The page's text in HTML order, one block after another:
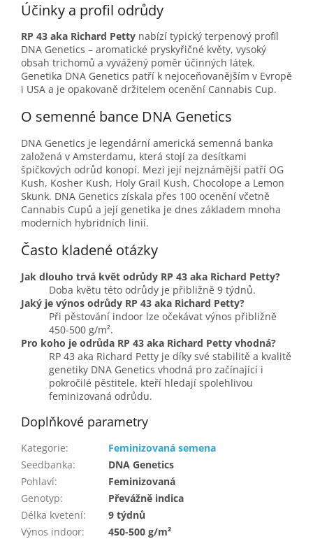
Účinky a profil odrůdy
RP 43 aka Richard Petty nabízí typický terpenový profil
DNA Genetics – aromatické pryskyřičné květy, vysoký
obsah trichomů a vyvážený poměr účinných látek.
Genetika DNA Genetics patří k nejoceňovanějším v Evropě
i USA a je opakovaně držitelem ocenění Cannabis Cup.
O semenné bance DNA Genetics
DNA Genetics je legendární americká semenná banka
založená v Amsterdamu, která stojí za desítkami
špičkových odrůd konopí. Mezi její nejznámější patří OG
Kush, Kosher Kush, Holy Grail Kush, Chocolope a Lemon
Skunk. DNA Genetics získala přes 100 ocenění včetně
Cannabis Cupů a její genetika je dnes základem mnoha
moderních hybridních linií.
Často kladené otázky
Jak dlouho trvá květ odrůdy RP 43 aka Richard Petty?
Doba květu této odrůdy je přibližně 9 týdnů.
Jaký je výnos odrůdy RP 43 aka Richard Petty?
Při pěstování indoor lze očekávat výnos přibližně
450-500 g/m².
Pro koho je odrůda RP 43 aka Richard Petty vhodná?
RP 43 aka Richard Petty je díky své stabilitě a kvalitě
genetiky DNA Genetics vhodná pro začínající i
pokročilé pěstitele, kteří hledají spolehlivou
feminizovaná odrůdu.
Doplňkové parametry
Kategorie:
Feminizovaná semena
Seedbanka:
DNA Genetics
Pohlaví:
Feminizovaná
Genotyp:
Převážně indica
Délka kvetení:
9 týdnů
Výnos indoor:
450-500 g/m²